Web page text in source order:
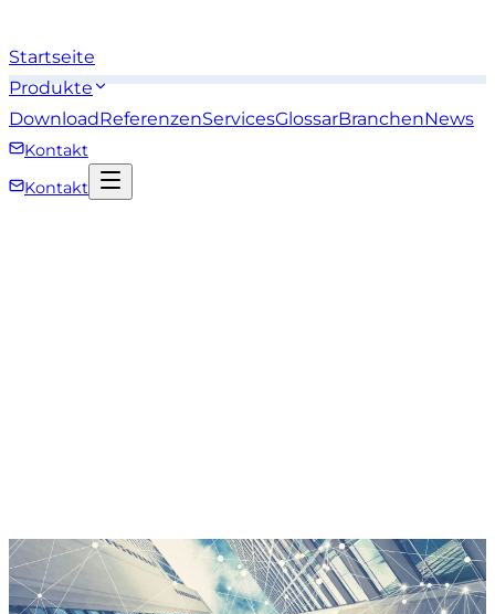
Startseite
Produkte
DownloadReferenzenServicesGlossarBranchenNews
Kontakt
Kontakt